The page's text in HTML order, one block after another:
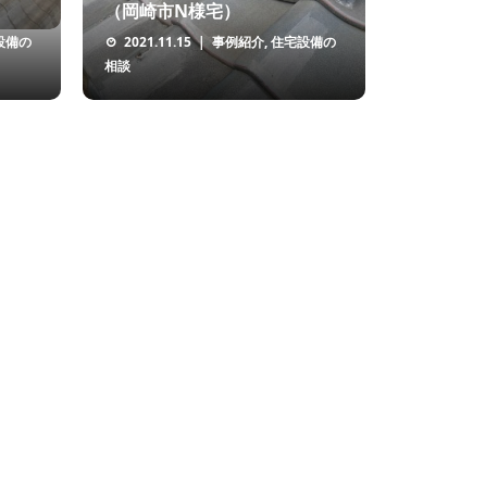
備の
（岡崎市N様宅）
2021.11.15 事例紹介,住宅設備の
相談